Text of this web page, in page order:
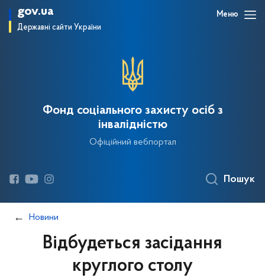
gov.ua
Державні сайти України
Меню
Фонд соціального захисту осіб з
інвалідністю
Офіційний вебпортал
Пошук
Новини
Відбудеться засідання
круглого столу